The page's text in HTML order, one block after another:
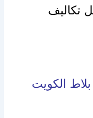
تكاليف
الكويت